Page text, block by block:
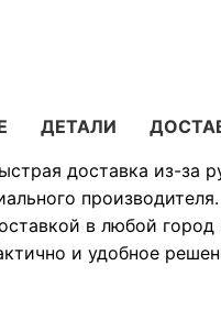
ДЕТАЛИ
доставка из-за
в любой
и удобное